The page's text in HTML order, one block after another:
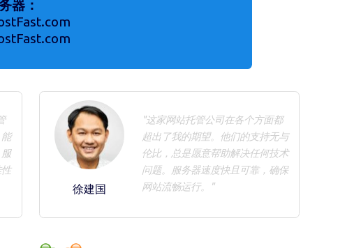
器：
徐建国
"这家网站托管公司在各个方面都
超出了我的期望。他们的支持无与
伦比，总是愿意帮助解决任何技术
问题。服务器速度快且可靠，确保
网站流畅运行。"